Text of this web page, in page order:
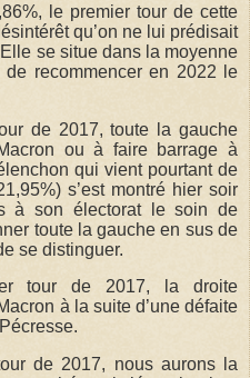
le premier tour de cette
qu’on ne lui prédisait
se situe dans la moyenne
recommencer en 2022 le
de 2017, toute la gauche
ou à faire barrage à
qui vient pourtant de
s’est montré hier soir
à son électorat le soin de
toute la gauche en sus de
se distinguer.
tour de 2017, la droite
à la suite d’une défaite
de 2017, nous aurons la